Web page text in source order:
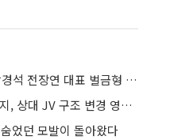
대법, ‘삼각지역 스티커 시위’ 박경석 전장연 대표 벌금형 확정…“정당행위 아냐”
엠플러스 "블루오벌SK 계약 해지, 상대 JV 구조 변경 영향으로 귀책 아냐"
었던 모발이 돌아왔다